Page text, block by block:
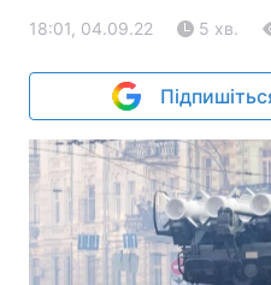
18:01, 04.09.22 5 хв.